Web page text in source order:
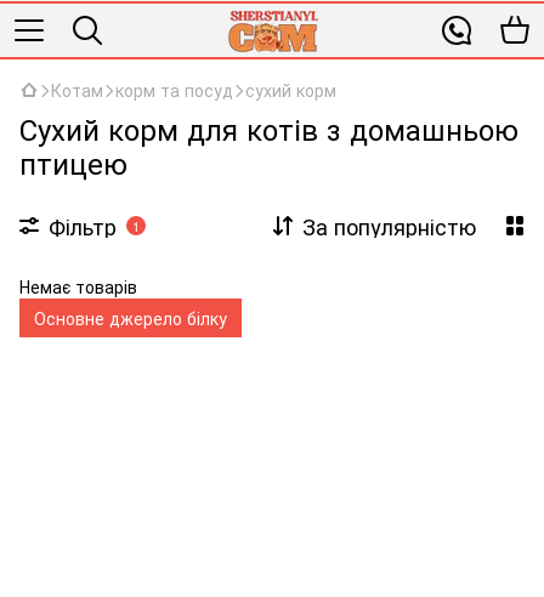
Котам корм та посуд сухий корм
Сухий корм для котів з домашньою
птицею
Фільтр 1 За популярністю
Немає товарів
Основне джерело білку